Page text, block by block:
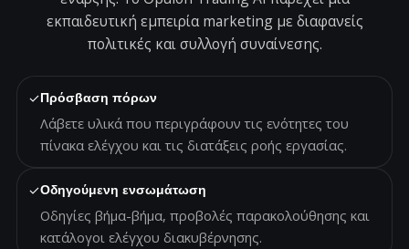
εκπαιδευτική εμπειρία marketing με διαφανείς
πολιτικές και συλλογή συναίνεσης.
✓Πρόσβαση πόρων
Λάβετε υλικά που περιγράφουν τις ενότητες του
πίνακα ελέγχου και τις διατάξεις ροής εργασίας.
✓Οδηγούμενη ενσωμάτωση
Οδηγίες βήμα-βήμα, προβολές παρακολούθησης και
κατάλογοι ελέγχου διακυβέρνησης.